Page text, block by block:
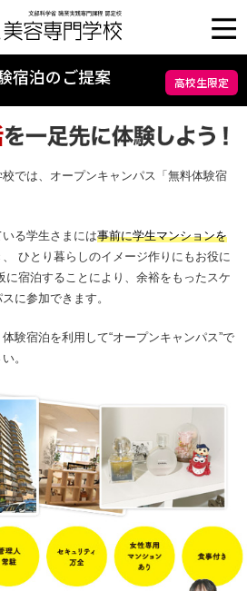
宿泊のご提案 高校生限定
では、オープンキャンパス「無料体験宿
る学生さまには事前に学生マンションを
、 ひとり暮らしのイメージ作りにもお役に
に宿泊することにより、余裕をもったスケ
に参加できます。
験宿泊を利用して“オープンキャンパス”で
。